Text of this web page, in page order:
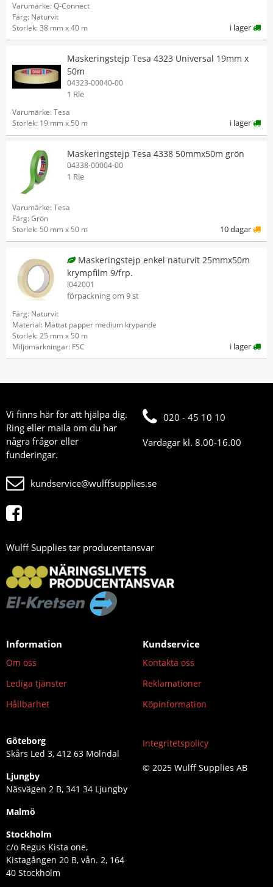
Varumärke: Q-Connect
Färg: Naturvit
Storlek: 38 mm x 40 m
i lager
Maskeringstejp Tesa 4323 Universal 19mm x
50m
04323-00040-00
1 Rle
Varumärke: Tesa
Storlek: 19 mm x 50 m
i lager
Maskeringstejp Tesa 4338 50mmx50m grön
04338-00004-00
1 Rle
Varumärke: Tesa
Färg: Grön
Storlek: 50 mm x 50 m
10 dagar
Maskeringstejp enkel naturvit 25mmx50m
krympfilm 9/frp.
I042001
förpackning om 9 st
Färg: Naturvit
Material: Mättat papper medium krypande
Storlek: 25 mm x 50 m
Miljömärkningar: FSC
i lager
Vi finns här för att hjälpa dig.
Ring eller maila om du har
några frågor eller
funderingar.
020 - 45 10 10
Vardagar kl. 8.00-16.00
kundservice@wulffsupplies.se
Wulff Supplies tar producentansvar
Information
Om oss
Lediga tjänster
Hållbarhet
Kundservice
Kontakta oss
Reklamationer
Köpinformation
Göteborg
Skårs Led 3, 412 63 Mölndal
Ljungby
Näsvägen 2 B, 341 34 Ljungby
Malmö
Stockholm
c/o Regus Kista one,
Kistagången 20 B, vån. 2, 164
40 Stockholm
Integritetspolicy
© 2025 Wulff Supplies AB